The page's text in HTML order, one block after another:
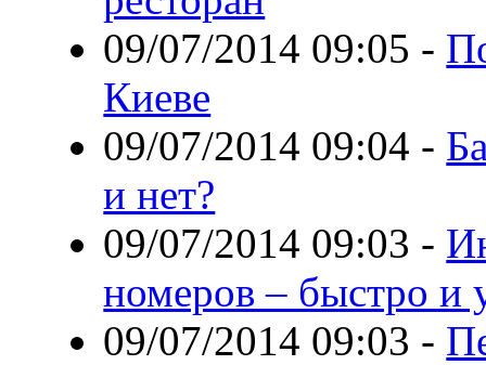
09/07/2014 09:05 -
Киеве
09/07/2014 09:04 -
и нет?
09/07/2014 09:03 -
номеров – быстро и
09/07/2014 09:03 -